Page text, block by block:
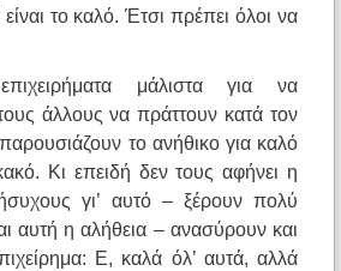
το καλό. Έτσι πρέπει όλοι να
μάλιστα για να
άλλους να πράττουν κατά τον
το ανήθικο για καλό
Κι επειδή δεν τους αφήνει η
γι’ αυτό – ξέρουν πολύ
αυτή η αλήθεια – ανασύρουν και
Ε, καλά όλ’ αυτά, αλλά